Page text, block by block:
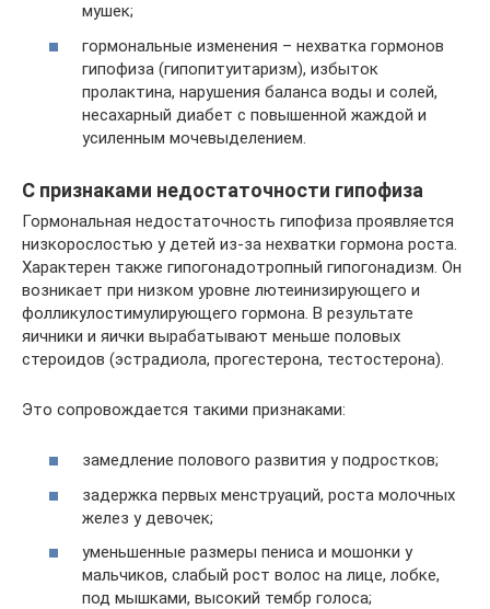
мушек;
гормональные изменения – нехватка гормонов
гипофиза (гипопитуитаризм), избыток
пролактина, нарушения баланса воды и солей,
несахарный диабет с повышенной жаждой и
усиленным мочевыделением.
С признаками недостаточности гипофиза
Гормональная недостаточность гипофиза проявляется
низкорослостью у детей из-за нехватки гормона роста.
Характерен также гипогонадотропный гипогонадизм. Он
возникает при низком уровне лютеинизирующего и
фолликулостимулирующего гормона. В результате
яичники и яички вырабатывают меньше половых
стероидов (эстрадиола, прогестерона, тестостерона).
Это сопровождается такими признаками:
замедление полового развития у подростков;
задержка первых менструаций, роста молочных
желез у девочек;
уменьшенные размеры пениса и мошонки у
мальчиков, слабый рост волос на лице, лобке,
под мышками, высокий тембр голоса;